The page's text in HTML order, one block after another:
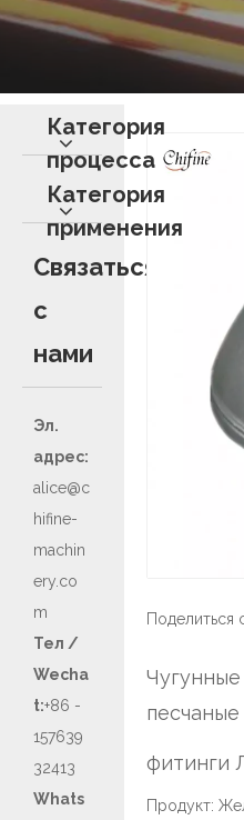
Категория
процесса
Категория
применения
Связаться
с
нами
Эл.
адрес:
alice@c
hifine-
machin
ery.co
m
Тел /
Wecha
t:+86 -
157639
32413
Whats
Поделиться
Чугунные
фитинги
Продукт: